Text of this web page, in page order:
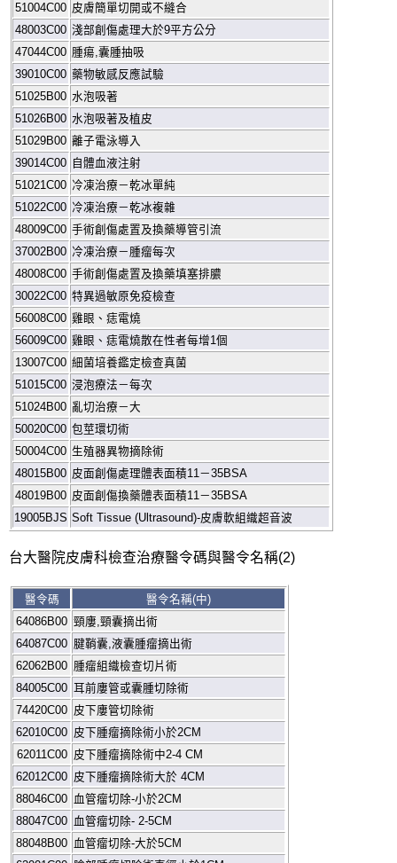
51004C00 皮膚簡單切開或不縫合
48003C00 淺部創傷處理大於9平方公分
47044C00 腫瘍 囊腫抽吸
39010C00 藥物敏感反應試驗
51025B00 水泡吸著
51026B00 水泡吸著及植皮
51029B00 離子電泳導入
39014C00 自體血液注射
51021C00 冷凍治療－乾冰單純
51022C00 冷凍治療－乾冰複雜
48009C00 手術創傷處置及換藥導管引流
37002B00 冷凍治療－腫瘤每次
48008C00 手術創傷處置及換藥填塞排膿
30022C00 特異過敏原免疫檢查
56008C00 雞眼、痣電燒
56009C00 雞眼、痣電燒散在性者每增1 個
13007C00 細菌培養鑑定檢查真菌
51015C00 浸泡療法－每次
51024B00 亂切治療－大
50020C00 包莖環切術
50004C00 生殖器異物摘除術
48015B00 皮面創傷處理體表面積11 －35BSA
48019B00 皮面創傷換藥體表面積11 －35BSA
19005BJS Soft Tissue (Ultrasound)-皮膚軟組織超音波
台大醫院皮膚科檢查治療醫令碼與醫令名稱(2)
醫令碼 醫令名稱(中)
64086B00 頸廔 頸囊摘出術
64087C00 腱鞘囊 液囊腫瘤摘出術
62062B00
腫瘤組織檢查切片術
84005C00 耳前廔管或囊腫切除術
74420C00 皮下廔管切除術
62010C00 皮下腫瘤摘除術小於2CM
62011C00
皮下腫瘤摘除術中2-4 CM
62012C00 皮下腫瘤摘除術大於 4CM
88046C00 血管瘤切除-小於2CM
88047C00 血管瘤切除- 2-5CM
88048B00 血管瘤切除-大於5CM